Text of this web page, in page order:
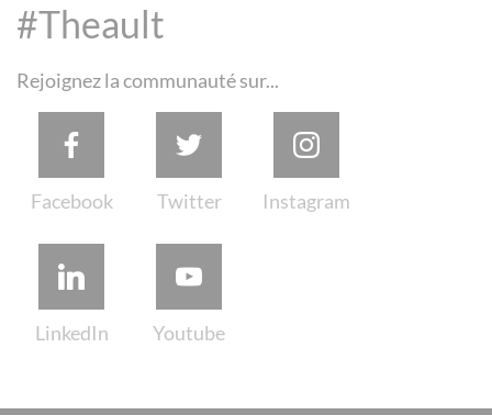
#Theault
Rejoignez la communauté sur...